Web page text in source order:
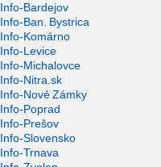
Info-Bardejov
Info-Ban. Bystrica
Info-Komárno
Info-Levice
Info-Michalovce
Info-Nitra.sk
Info-Nové Zámky
Info-Poprad
Info-Prešov
Info-Slovensko
Info-Trnava